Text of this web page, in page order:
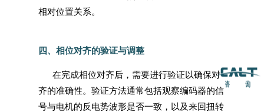
相对位置关系。
四、相位对齐的验证与调整
在完成相位对齐后，需要进行验证以确保对
齐的准确性。验证方法通常包括观察编码器的信
号与电机的反电势波形是否一致，以及来回扭转